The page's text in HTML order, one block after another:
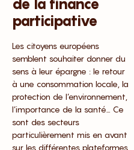
de la finance
participative
Les citoyens européens
semblent souhaiter donner du
sens à leur épargne : le retour
à une consommation locale, la
protection de l’environnement,
l’importance de la santé… Ce
sont des secteurs
particulièrement mis en avant
sur les différentes plateformes